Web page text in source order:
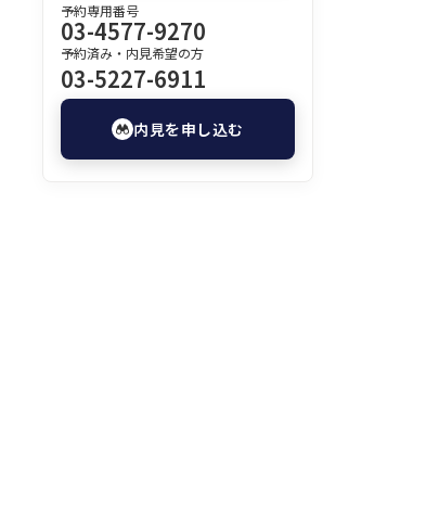
予約専用番号
03-4577-9270
予約済み・内見希望の方
03-5227-6911
内見を申し込む